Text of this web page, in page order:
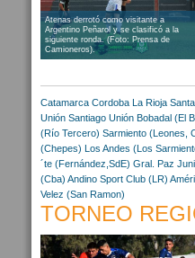
Atenas derrotó como visitante a
Argentino Peñarol y se clasificó a la
siguiente ronda. (Foto: Prensa de
Camioneros).
Catamarca Cordoba La Rioja
Unión Santiago Unión Bobadal (El
(Río Tercero) Sarmiento (Leones,
(Chepes) Los Andes (Los
´te (Fernández,SdE) Gral. Paz
(Cba) Andino Sport Club (LR)
Velez (San Ramon)
TORNEO